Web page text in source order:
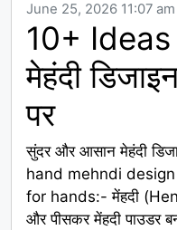
June 25, 2026 11:07 am
10+
मेहंदी
पर
सुंदर और आसान मेहंदी
hand mehndi
for hands:- मेंहदी
और पीसकर मेंहदी पाउडर